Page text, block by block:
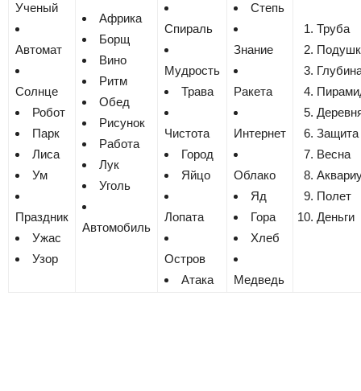
Ученый
Автомат
Солнце
Робот
Парк
Лиса
Ум
Праздник
Ужас
Узор
Африка
Борщ
Вино
Ритм
Обед
Рисунок
Работа
Лук
Уголь
Автомобиль
Спираль
Мудрость
Трава
Чистота
Город
Яйцо
Лопата
Остров
Атака
Степь
Знание
Ракета
Интернет
Облако
Яд
Гора
Хлеб
Медведь
Труба
Защита
Весна
Полет
Деньги